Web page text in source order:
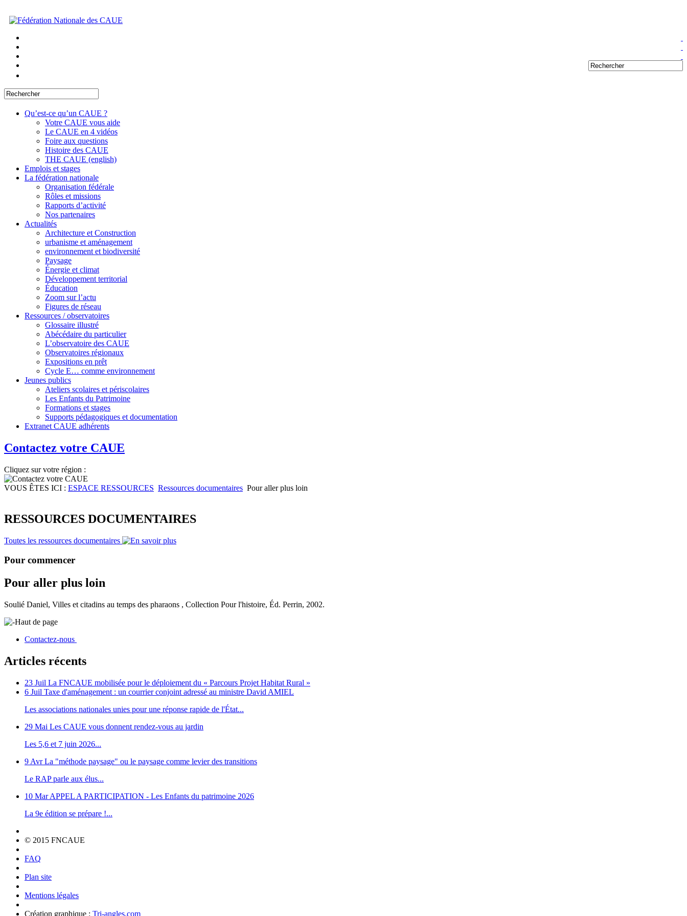
Qu’est-ce qu’un CAUE ?
Votre CAUE vous aide
Le CAUE en 4 vidéos
Foire aux questions
Histoire des CAUE
THE CAUE (english)
Emplois et stages
La fédération nationale
Organisation fédérale
Rôles et missions
Rapports d’activité
Nos partenaires
Actualités
Architecture et Construction
urbanisme et aménagement
environnement et biodiversité
Paysage
Énergie et climat
Développement territorial
Éducation
Zoom sur l’actu
Figures de réseau
Ressources / observatoires
Glossaire illustré
Abécédaire du particulier
L’observatoire des CAUE
Observatoires régionaux
Expositions en prêt
Cycle E… comme environnement
Jeunes publics
Ateliers scolaires et périscolaires
Les Enfants du Patrimoine
Formations et stages
Supports pédagogiques et documentation
Extranet CAUE adhérents
Contactez votre CAUE
Cliquez sur votre région :
VOUS ÊTES ICI : ESPACE RESSOURCES Ressources documentaires Pour aller plus loin
RESSOURCES DOCUMENTAIRES
Toutes les ressources documentaires
Pour commencer
Pour aller plus loin
Soulié Daniel, Villes et citadins au temps des pharaons , Collection Pour l'histoire, Éd. Perrin, 2002.
Haut de page
Contactez-nous
Articles récents
23 Juil La FNCAUE mobilisée pour le déploiement du « Parcours Projet Habitat Rural »
6 Juil Taxe d'aménagement : un courrier conjoint adressé au ministre David AMIEL
Les associations nationales unies pour une réponse rapide de l'État...
29 Mai Les CAUE vous donnent rendez-vous au jardin
Les 5,6 et 7 juin 2026...
9 Avr La "méthode paysage" ou le paysage comme levier des transitions
Le RAP parle aux élus...
10 Mar APPEL A PARTICIPATION - Les Enfants du patrimoine 2026
La 9e édition se prépare !...
© 2015 FNCAUE
FAQ
Plan site
Mentions légales
Création graphique : Tri-angles.com